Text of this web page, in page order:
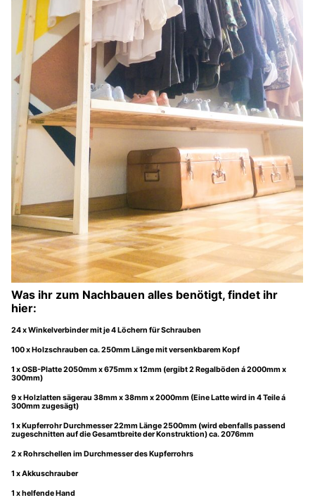
Was ihr zum Nachbauen alles benötigt, findet ihr
hier:
24 x Winkelverbinder mit je 4 Löchern für Schrauben
100 x Holzschrauben ca. 250mm Länge mit versenkbarem Kopf
1 x OSB-Platte 2050mm x 675mm x 12mm (ergibt 2 Regalböden á 2000mm x
300mm)
9 x Holzlatten sägerau 38mm x 38mm x 2000mm (Eine Latte wird in 4 Teile á
300mm zugesägt)
1 x Kupferrohr Durchmesser 22mm Länge 2500mm (wird ebenfalls passend
zugeschnitten auf die Gesamtbreite der Konstruktion) ca. 2076mm
2 x Rohrschellen im Durchmesser des Kupferrohrs
1 x Akkuschrauber
1 x helfende Hand